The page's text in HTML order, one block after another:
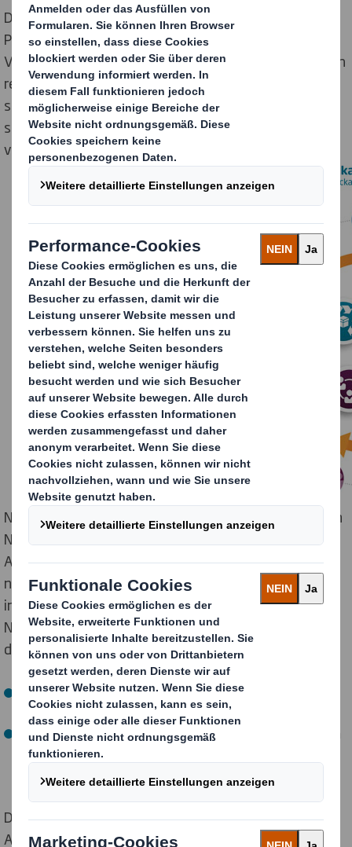
DS Smith hat sich vorgenommen, bis 2025 zu 100
Prozent wiederverwendbare oder recycelbare
Verpackungen herzustellen und bis 2020 ausschließlich
recyceltes oder aus zertifizierten Produktketten
stammendes Papier zu verwenden. So will der Konzern
seinen Kunden helfen, ihre Umweltbilanz weiter zu
verbessern und langfristig zu erfüllen.
Nachdem der Konzern die meisten seiner bestehenden
Nachhaltigkeits-Ziele bezüglich Energie, Wasser und
Abfall bereits vorzeitig erreicht hat, gibt DS Smith im
neu veröffentlichten Nachhaltigkeitsbericht 2018
insgesamt neun neue Nachhaltigkeitsziele bekannt.
Neben den für Verpackungen spezifischen Zielen sind
dies unter anderem:
Sicherstellen, dass bis 2025 alle Lieferanten die
Nachhaltigkeitsstandards des Konzerns erfüllen.
Die CO2-Emissionen des Konzerns bis 2030 relativ zum
Bezugswert aus dem Jahr 2015 um 30 Prozent pro
produzierte Tonne reduzieren.
Der Konzern wird im kommenden Jahr tragfähige
Aktionspläne ausarbeiten und robuste Daten für die